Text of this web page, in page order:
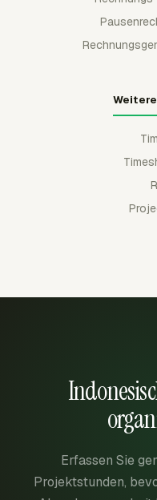
Erfassen Sie
Projektstunden,